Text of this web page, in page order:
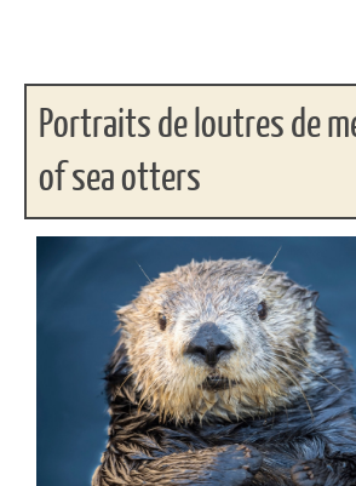
Portraits de loutres de
of sea otters